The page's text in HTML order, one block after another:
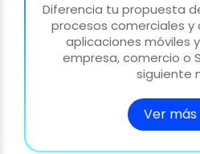
Diferencia tu propuesta
procesos comerciales y
aplicaciones móviles
empresa, comercio o
siguiente
Ver más